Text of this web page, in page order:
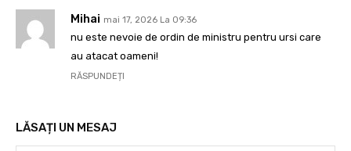
Mihai mai 17, 2026 La 09:36
nu este nevoie de ordin de ministru pentru ursi care
au atacat oameni!
RĂSPUNDEȚI
LĂSAȚI UN MESAJ